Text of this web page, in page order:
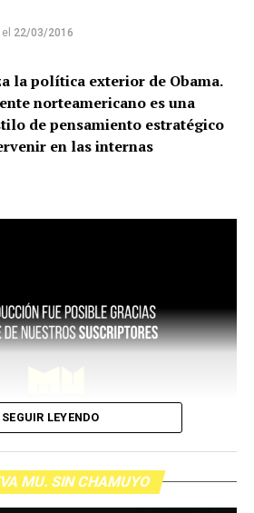
el 22/03/2016
la política exterior de Obama.
norteamericano es una
de pensamiento estratégico
en las internas
SEGUIR LEYENDO
MU. SIN CHAMUYO